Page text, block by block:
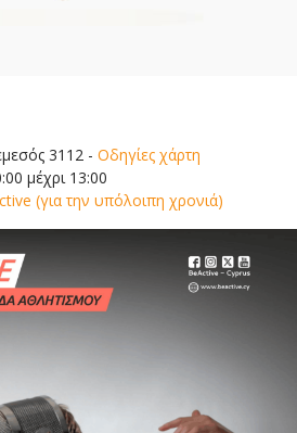
3112 - Οδηγίες χάρτη
μέχρι 13:00
(για την υπόλοιπη χρονιά)